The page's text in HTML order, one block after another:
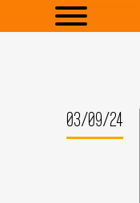
03/09/24